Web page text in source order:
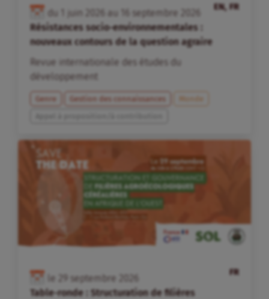
EN, FR
du juin au septembre
Résistances socio-environnementales :
nouveaux contours de la question agraire
Revue internationale des études du
développement
Genre Gestion des connaissances
Monde
FR
le septembre
Table-ronde : Structuration de filières